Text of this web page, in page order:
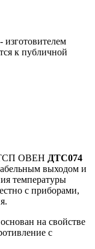
изготовителем
к публичной
ТСП ОВЕН ДТС074
выходом и
температуры
с приборами,
на свойстве
с